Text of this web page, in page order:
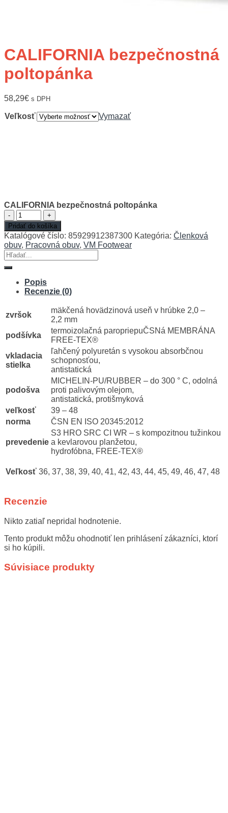
CALIFORNIA bezpečnostná
poltopánka
58,29€ s DPH
Veľkosť Vymazať
CALIFORNIA bezpečnostná poltopánka
množstvo
CALIFORNIA
bezpečnostná
poltopánka
Pridať do košíka
Katalógové číslo: 85929912387300 Kategória: Členková
obuv, Pracovná obuv, VM Footwear
Hľadať:
Popis
Recenzie (0)
zvršok
mäkčená hovädzinová useň v hrúbke 2,0 –
2,2 mm
podšívka
termoizolačná paropriepuČSNá MEMBRÁNA
FREE-TEX®
vkladacia
stielka
ľahčený polyuretán s vysokou absorbčnou
schopnosťou,
antistatická
podošva
MICHELIN-PU/RUBBER – do 300 ° C, odolná
proti palivovým olejom,
antistatická, protišmyková
veľkosť
39 – 48
norma
ČSN EN ISO 20345:2012
prevedenie
S3 HRO SRC CI WR – s kompozitnou tužinkou
a kevlarovou planžetou,
hydrofóbna, FREE-TEX®
Veľkosť 36, 37, 38, 39, 40, 41, 42, 43, 44, 45, 49, 46, 47, 48
Recenzie
Nikto zatiaľ nepridal hodnotenie.
Tento produkt môžu ohodnotiť len prihlásení zákazníci, ktorí
si ho kúpili.
Súvisiace produkty